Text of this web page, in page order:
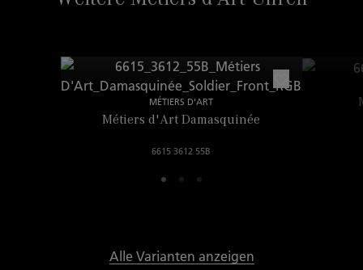
MÉTIERS D'ART
Métiers d'Art Damasquinée
6615 3612 55B
Alle Varianten anzeigen